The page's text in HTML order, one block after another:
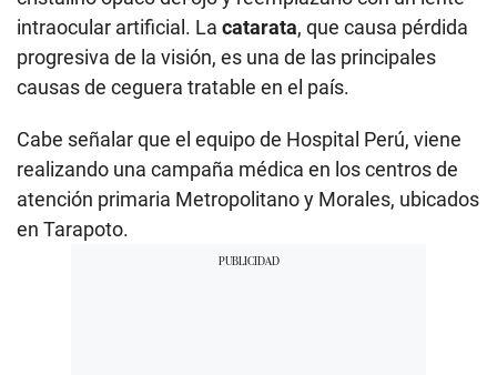
intraocular artificial. La catarata, que causa pérdida
progresiva de la visión, es una de las principales
causas de ceguera tratable en el país.
Cabe señalar que el equipo de Hospital Perú, viene
realizando una campaña médica en los centros de
atención primaria Metropolitano y Morales, ubicados
en Tarapoto.